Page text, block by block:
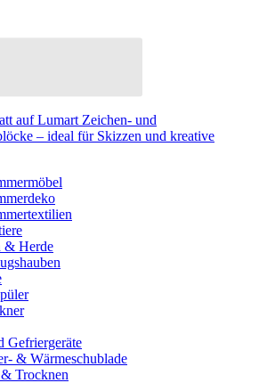
auf Lumart Zeichen- und
– ideal für Skizzen und kreative
& Herde
Gefriergeräte
& Wärmeschublade
Trocknen